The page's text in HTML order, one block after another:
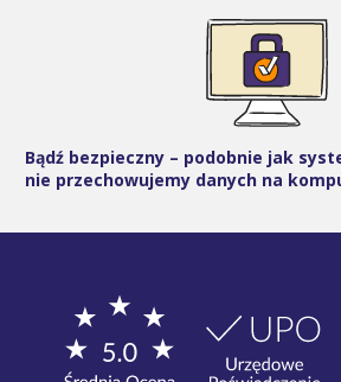
Bądź bezpieczny – podobnie jak
nie przechowujemy danych na